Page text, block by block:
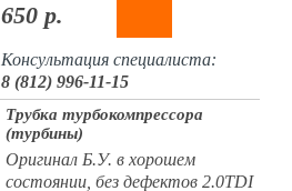
650 р.
Консультация специалиста:
8 (812) 996-11-15
Трубка турбокомпрессора
(турбины)
Оригинал Б.У. в хорошем
состоянии, без дефектов 2.0TDI